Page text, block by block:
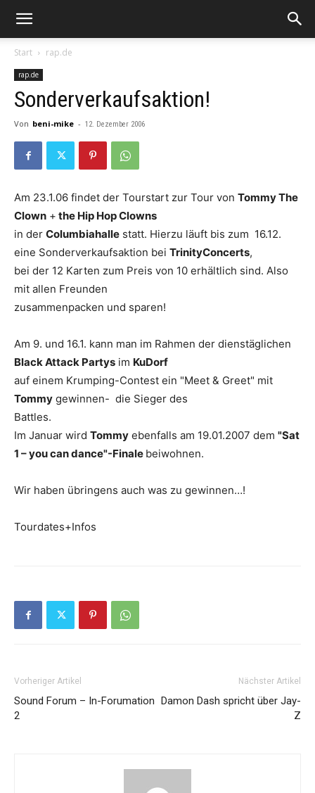
Start rap.de
rap.de
Sonderverkaufsaktion!
Von beni-mike - 12. Dezember 2006
Am 23.1.06 findet der Tourstart zur Tour von Tommy The
Clown + the Hip Hop Clowns
in der Columbiahalle statt. Hierzu läuft bis zum 16.12.
eine Sonderverkaufsaktion bei TrinityConcerts,
bei der 12 Karten zum Preis von 10 erhältlich sind. Also
mit allen Freunden
zusammenpacken und sparen!
Am 9. und 16.1. kann man im Rahmen der dienstäglichen
Black Attack Partys im KuDorf
auf einem Krumping-Contest ein "Meet & Greet" mit
Tommy gewinnen- die Sieger des
Battles.
Im Januar wird Tommy ebenfalls am 19.01.2007 dem "Sat
1 – you can dance"-Finale beiwohnen.
Wir haben übringens auch was zu gewinnen…!
Tourdates+Infos
Vorheriger Artikel
Sound Forum – In-Forumation
2
Nächster Artikel
Damon Dash spricht über Jay-
Z